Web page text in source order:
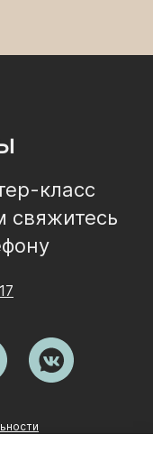
класс
свяжитесь